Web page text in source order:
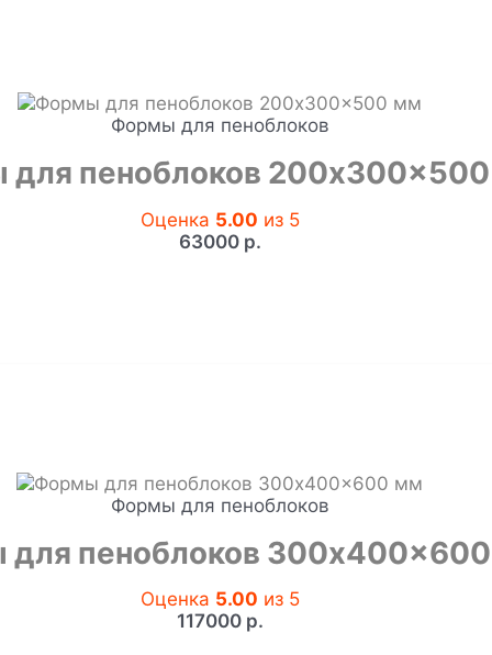
Формы для пеноблоков
пеноблоков
Оценка 5.00 из 5
63000 р.
Формы для пеноблоков
пеноблоков
Оценка 5.00 из 5
117000 р.